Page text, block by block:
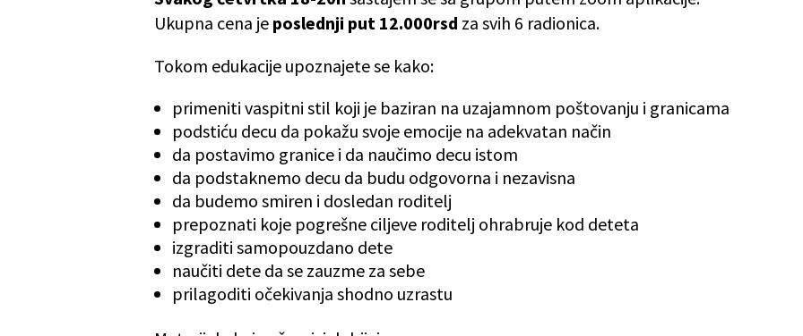
Ukupna cena je poslednji put 12.000rsd za svih 6 radionica.
Tokom edukacije upoznajete se kako:
primeniti vaspitni stil koji je baziran na uzajamnom poštovanju i granicama
podstiću decu da pokažu svoje emocije na adekvatan način
da postavimo granice i da naučimo decu istom
da podstaknemo decu da budu odgovorna i nezavisna
da budemo smiren i dosledan roditelj
prepoznati koje pogrešne ciljeve roditelj ohrabruje kod deteta
izgraditi samopouzdano dete
naučiti dete da se zauzme za sebe
prilagoditi očekivanja shodno uzrastu